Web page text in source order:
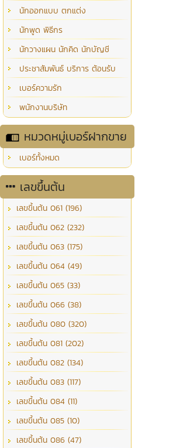
นักออกแบบ ตกแต่ง
นักพูด พิธีกร
นักวางแผน นักคิด นักบัญชี
ประชาสัมพันธ์ บริการ ต้อนรับ
เบอร์ความรัก
พนักงานบริษัท
หมวดหมู่เบอร์ฝากขาย
เบอร์ทั้งหมด
เลขขึ้นต้น
เลขขึ้นต้น 061 (196)
เลขขึ้นต้น 062 (232)
เลขขึ้นต้น 063 (175)
เลขขึ้นต้น 064 (49)
เลขขึ้นต้น 065 (33)
เลขขึ้นต้น 066 (38)
เลขขึ้นต้น 080 (320)
เลขขึ้นต้น 081 (202)
เลขขึ้นต้น 082 (134)
เลขขึ้นต้น 083 (117)
เลขขึ้นต้น 084 (11)
เลขขึ้นต้น 085 (10)
เลขขึ้นต้น 086 (47)